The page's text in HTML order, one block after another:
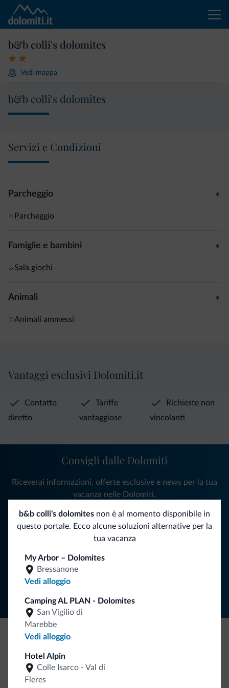
b&b colli's dolomites
Vedi mappa
b&b colli's dolomites
Servizi e Condizioni
Parcheggio
Parcheggio
Famiglie e bambini
Sala giochi
Animali
Animali ammessi
b&b colli's dolomites non è al momento disponibile in
questo portale. Ecco alcune soluzioni alternative per la
tua vacanza
My Arbor – Dolomites
Bressanone
Vedi alloggio
Camping AL PLAN - Dolomites
San Vigilio di
Marebbe
Vedi alloggio
Hotel Alpin
Colle Isarco - Val di
Fleres
Vantaggi esclusivi Dolomiti.it
Contatto
diretto
Tariffe
vantaggiose
Richieste non
vincolanti
Segui Dolomiti.it
Consigli dalle Dolomiti
Riceverai informazioni, offerte esclusive e news per la tua
vacanza nelle Dolomiti.
ISCRIVITI ALLA NEWSLETTER
Be Original, scopri la nuova collezione
Ce l'avete chiesto in tanti. Ecco la nuova collezione firmata
Dolomiti.it!